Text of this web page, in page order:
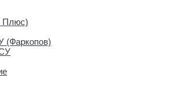
Плюс)
(Фаркопов)